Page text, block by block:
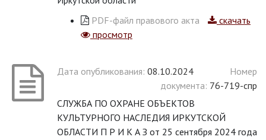
PDF-файл правового акта
скачать
просмотр
Дата опубликования: 08.10.2024
Номер
документа: 76-719-спр
СЛУЖБА ПО ОХРАНЕ ОБЪЕКТОВ
КУЛЬТУРНОГО НАСЛЕДИЯ ИРКУТСКОЙ
ОБЛАСТИ П Р И К А З от 25 сентября 2024 года